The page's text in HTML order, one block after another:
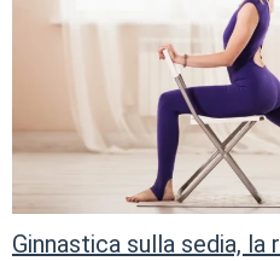
Ginnastica sulla sedia,